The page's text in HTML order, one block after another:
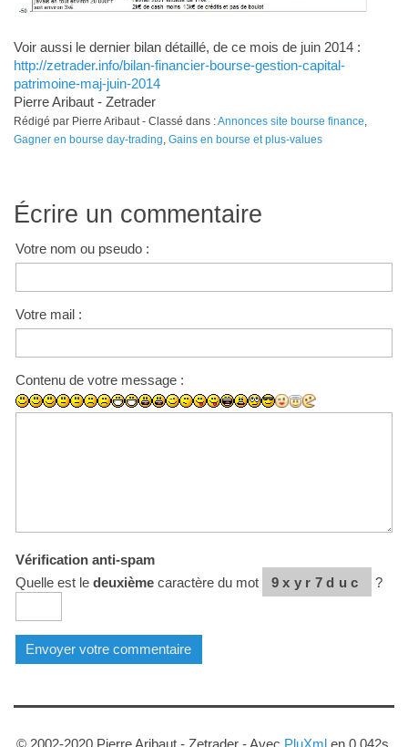
Voir aussi le dernier bilan détaillé, de ce mois de juin 2014 :
http://zetrader.info/bilan-financier-bourse-gestion-capital-
patrimoine-maj-juin-2014
Pierre Aribaut - Zetrader
Rédigé par Pierre Aribaut - Classé dans :Annonces site bourse finance,
Gagner en bourse day-trading, Gains en bourse et plus-values
Écrire un commentaire
Votre nom ou pseudo :
Votre mail :
Contenu de votre message :
Vérification anti-spam
Quelle est le deuxièmecaractère du mot 9xyr7duc ?